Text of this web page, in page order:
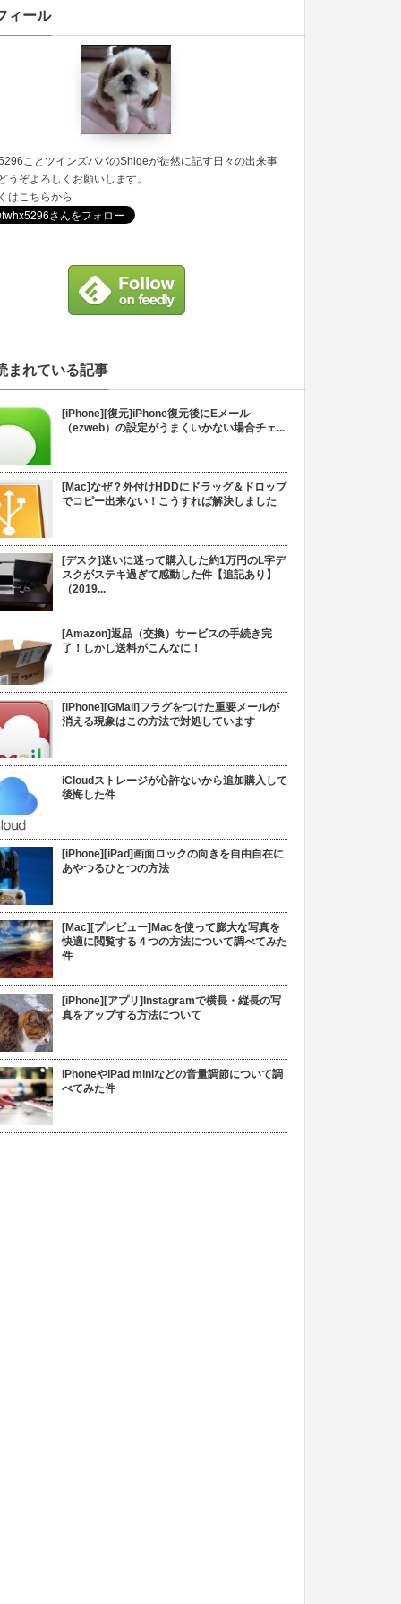
ィール
ことツインズパパのShigeが徒然に記す日々の出来事
うぞよろしくお願いします。
はこちらから
まれている記事
[iPhone][復元]iPhone復元後にEメール
（ezweb）の設定がうまくいかない場合チェ...
[Mac]なぜ？外付けHDDにドラッグ＆ドロップ
でコピー出来ない！こうすれば解決しました
[デスク]迷いに迷って購入した約1万円のL字デ
スクがステキ過ぎて感動した件【追記あり】
（2019...
[Amazon]返品（交換）サービスの手続き完
了！しかし送料がこんなに！
[iPhone][GMail]フラグをつけた重要メールが
消える現象はこの方法で対処しています
iCloudストレージが心許ないから追加購入して
後悔した件
[iPhone][iPad]画面ロックの向きを自由自在に
あやつるひとつの方法
[Mac][プレビュー]Macを使って膨大な写真を
快適に閲覧する４つの方法について調べてみた
件
[iPhone][アプリ]Instagramで横長・縦長の写
真をアップする方法について
iPhoneやiPad miniなどの音量調節について調
べてみた件